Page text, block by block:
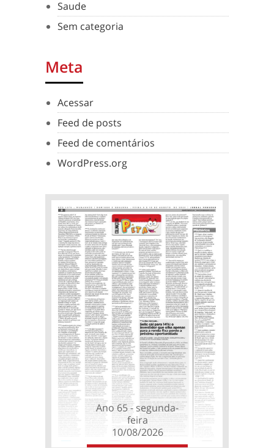
Saude
Sem categoria
Meta
Acessar
Feed de posts
Feed de comentários
WordPress.org
Ano 65 - segunda-
feira
10/08/2026